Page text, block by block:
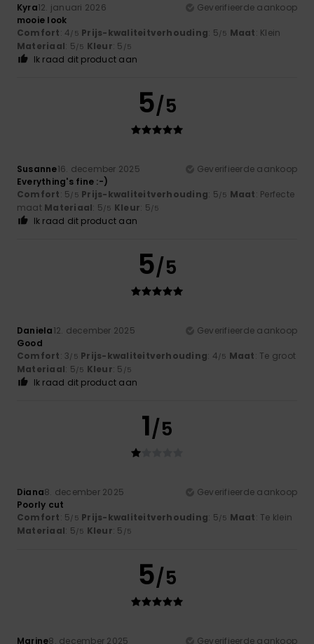
Kyra12. januari 2026
Geverifieerde aankoop
mooie look
Comfort: 4/5 Prijs-kwaliteitverhouding: 5/5 Maat: Klein
Materiaal: 5/5 Kleur: 5 /5
Ik raad dit product aan
5/5
Susanne16. december 2025
Geverifieerde aankoop
Everything's fine :-)
Comfort: 5/5 Prijs-kwaliteitverhouding: 5/5 Maat: Perfecte
maat Materiaal: 5/5 Kleur: 5/5
Ik raad dit product aan
5/5
Daniela12. december 2025
Geverifieerde aankoop
Good
Comfort: 3/5 Prijs-kwaliteitverhouding: 4/5 Maat: Te groot
Materiaal: 5/5 Kleur: 5 /5
Ik raad dit product aan
1/5
Diana8. december 2025
Geverifieerde aankoop
Poorly cut
Comfort: 5/5 Prijs-kwaliteitverhouding: 5/5 Maat: Te klein
Materiaal: 5/5 Kleur: 5 /5
5/5
Marine8. december 2025
Geverifieerde aankoop